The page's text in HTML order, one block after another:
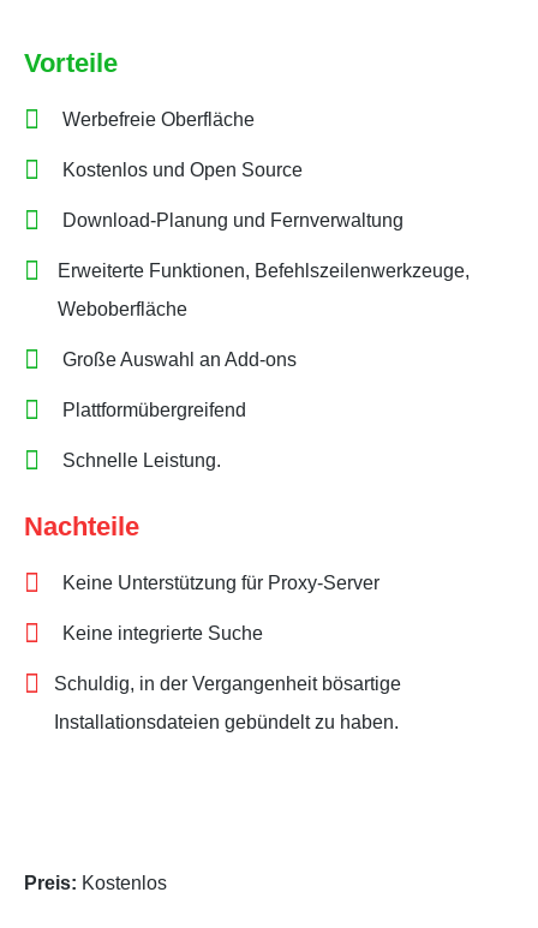
Vorteile
Werbefreie Oberfläche
Kostenlos und Open Source
Download-Planung und Fernverwaltung
Erweiterte Funktionen, Befehlszeilenwerkzeuge,
Weboberfläche
Große Auswahl an Add-ons
Plattformübergreifend
Schnelle Leistung.
Nachteile
Keine Unterstützung für Proxy-Server
Keine integrierte Suche
Schuldig, in der Vergangenheit bösartige
Installationsdateien gebündelt zu haben.
Preis: Kostenlos